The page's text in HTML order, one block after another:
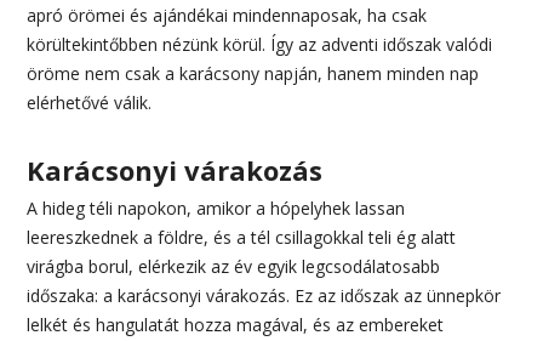
apró örömei és ajándékai mindennaposak, ha csak
körültekintőbben nézünk körül. Így az adventi időszak valódi
öröme nem csak a karácsony napján, hanem minden nap
elérhetővé válik.
Karácsonyi várakozás
A hideg téli napokon, amikor a hópelyhek lassan
leereszkednek a földre, és a tél csillagokkal teli ég alatt
virágba borul, elérkezik az év egyik legcsodálatosabb
időszaka: a karácsonyi várakozás. Ez az időszak az ünnepkör
lelkét és hangulatát hozza magával, és az embereket